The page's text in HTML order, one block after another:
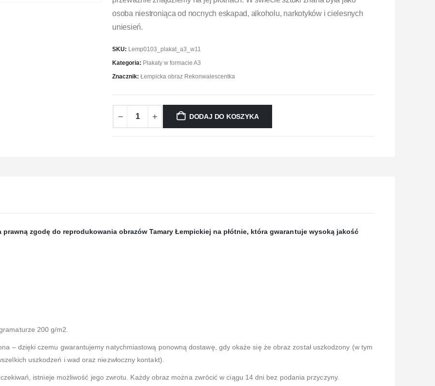
osoba niestroniąca od nocnych eskapad, alkoholu, narkotyków i cielesnych
uniesień.
SKU: Lemp0103_plakat_a3_w11
Kategoria: Plakaty w formacie A3
Znacznik: Łempicka obraz Rekonwalescentka
DODAJ DO KOSZYKA
zgodę do reprodukowania obrazów Tamary Łempickiej na płótnie, która gwarantuje wysoką jakość
200 g/m2.
– dzięki czemu gwarantujemy natychmiastową ponowną dostawę, gdy okaże się że obraz został uszkodzony (w tym
uszkodzeń i wad oraz niezwłoczny kontakt).
istnieje możliwość jego zwrotu. Każdy obraz można zwrócić w ciągu 14 dni bez podania przyczyny.